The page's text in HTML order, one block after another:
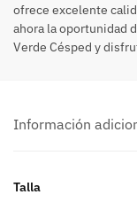
ofrece excelente
ahora la oportunidad
Verde Césped y
Información
Talla